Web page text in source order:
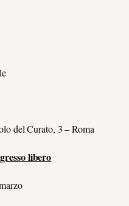
del Curato, 3 – Roma
libero